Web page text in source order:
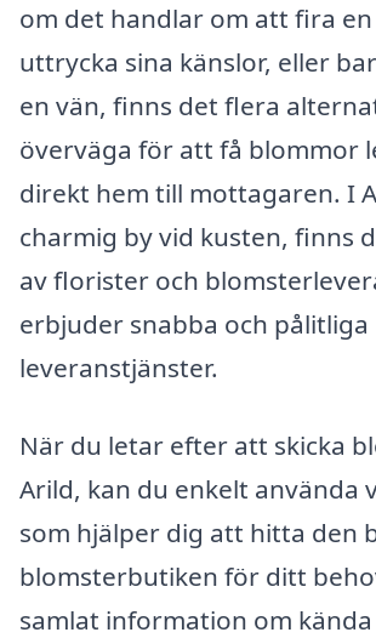
om det handlar om att fira
uttrycka sina känslor, eller
en vän, finns det flera
överväga för att få blommor
direkt hem till mottagaren. I
charmig by vid kusten, finns
av florister och
erbjuder snabba och pålitliga
leveranstjänster.
När du letar efter att skicka
Arild, kan du enkelt använda
som hjälper dig att hitta den
blomsterbutiken för ditt
samlat information om